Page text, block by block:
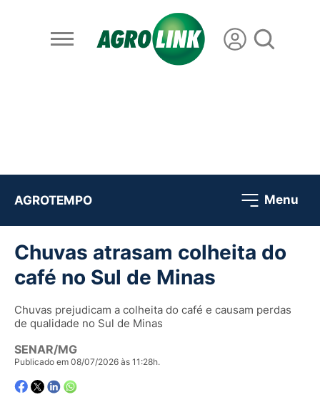
AGROTEMPO Menu
Chuvas atrasam colheita do
café no Sul de Minas
Chuvas prejudicam a colheita do café e causam perdas
de qualidade no Sul de Minas
SENAR/MG
Publicado em 08/07/2026 às 11:28h.